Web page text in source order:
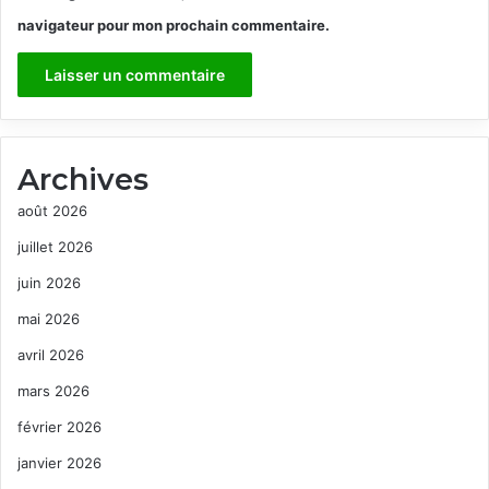
navigateur pour mon prochain commentaire.
Archives
août 2026
juillet 2026
juin 2026
mai 2026
avril 2026
mars 2026
février 2026
janvier 2026